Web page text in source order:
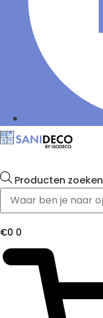
Producten zoeken
€0 0